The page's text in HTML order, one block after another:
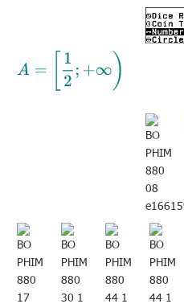
;+∞